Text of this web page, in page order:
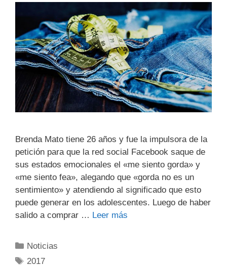
Brenda Mato tiene 26 años y fue la impulsora de la
petición para que la red social Facebook saque de
sus estados emocionales el «me siento gorda» y
«me siento fea», alegando que «gorda no es un
sentimiento» y atendiendo al significado que esto
puede generar en los adolescentes. Luego de haber
salido a comprar … Leer más
Noticias
2017